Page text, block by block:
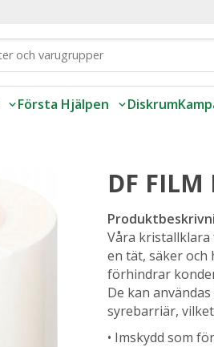
Första Hjälpen Diskrum
DF FILM
Våra
en tät, säker och
förhindrar
De kan
syrebarriär,
• Imskydd som